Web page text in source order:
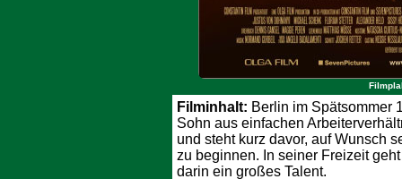
Filminhalt: Berlin im Spätsommer
Sohn aus einfachen
und steht kurz davor, auf Wunsch
zu beginnen. In seiner Freizeit
darin ein großes Talent.